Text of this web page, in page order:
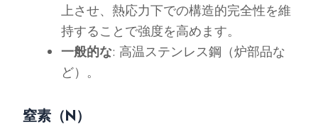
上させ、熱応力下での構造的完全性を維
持することで強度を高めます。
一般的な: 高温ステンレス鋼（炉部品な
ど）。
窒素（N）